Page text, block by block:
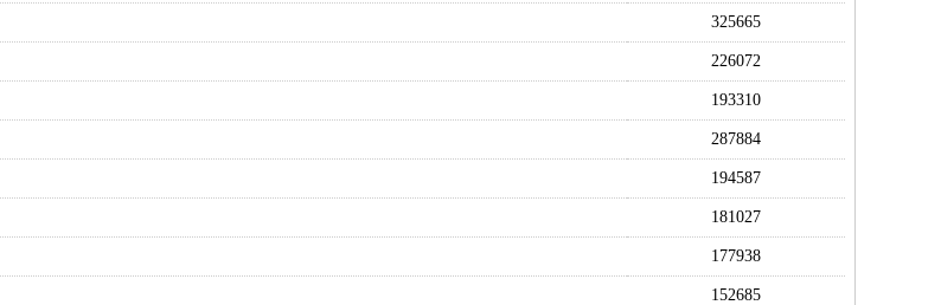
325665
226072
193310
287884
194587
181027
177938
152685